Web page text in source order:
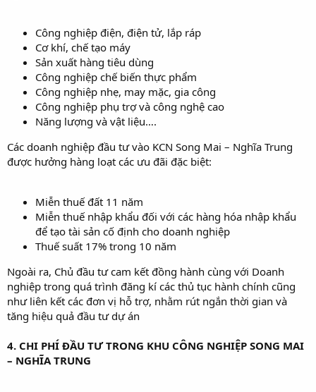
Công nghiệp điện, điện tử, lắp ráp
Cơ khí, chế tạo máy
Sản xuất hàng tiêu dùng
Công nghiệp chế biến thực phẩm
Công nghiệp nhẹ, may mặc, gia công
Công nghiệp phụ trợ và công nghệ cao
Năng lượng và vật liệu….
Các doanh nghiệp đầu tư vào KCN Song Mai – Nghĩa Trung
được hưởng hàng loạt các ưu đãi đặc biệt:
Miễn thuế đất 11 năm
Miễn thuế nhập khẩu đối với các hàng hóa nhập khẩu
để tạo tài sản cố định cho doanh nghiệp
Thuế suất 17% trong 10 năm
Ngoài ra, Chủ đầu tư cam kết đồng hành cùng với Doanh
nghiệp trong quá trình đăng kí các thủ tục hành chính cũng
như liên kết các đơn vị hỗ trợ, nhằm rút ngắn thời gian và
tăng hiệu quả đầu tư dự án
4. CHI PHÍ ĐẦU TƯ TRONG KHU CÔNG NGHIỆP SONG MAI
– NGHĨA TRUNG